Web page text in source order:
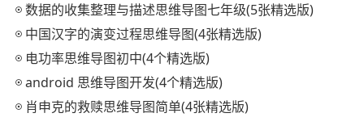
数据的收集整理与描述思维导图七年级(5张精选版)
中国汉字的演变过程思维导图(4张精选版)
电功率思维导图初中(4个精选版)
android 思维导图开发(4个精选版)
肖申克的救赎思维导图简单(4张精选版)